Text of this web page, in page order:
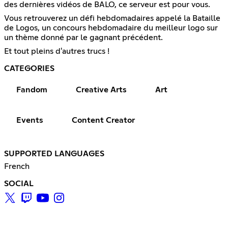
des dernières vidéos de BALO, ce serveur est pour vous.
Vous retrouverez un défi hebdomadaires appelé la Bataille
de Logos, un concours hebdomadaire du meilleur logo sur
un thème donné par le gagnant précédent.
Et tout pleins d'autres trucs !
CATEGORIES
Fandom Creative Arts Art
Events Content Creator
SUPPORTED LANGUAGES
French
SOCIAL